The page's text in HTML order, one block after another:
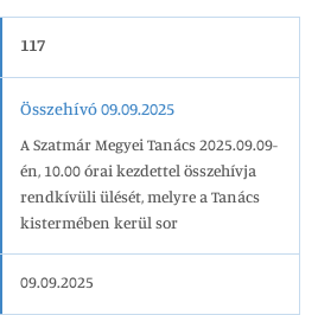
117
Összehívó 09.09.2025
A Szatmár Megyei Tanács 2025.09.09-
én, 10.00 órai kezdettel összehívja
rendkívüli ülését, melyre a Tanács
kistermében kerül sor
09.09.2025